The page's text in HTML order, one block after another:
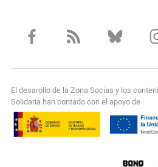
El desarollo de la Zona Socias y los
Solidaria han contado con el apoyo de